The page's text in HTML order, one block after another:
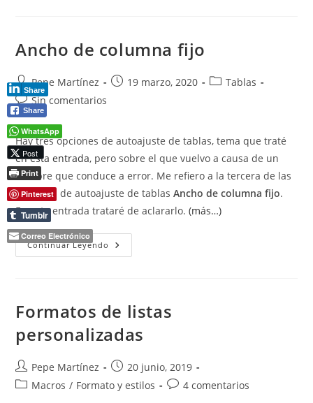
Notas
Al
Final.
Ancho de columna fijo
Autor
de
la
entrada:
Pepe Martínez
Publicación
19 marzo, 2020
Categoría
Tablas
Comentarios
de
la
entrada:
Sin comentarios
Hay tres opciones de autoajuste de tablas, tema que traté
en esta entrada, pero sobre el que vuelvo a causa de un
nombre que conduce a error. Me refiero a la tercera de las
opciones de autoajuste de tablasAncho de columna fijo.
En esta entrada trataré de aclararlo.(más…)
Continuar Leyendo Ancho
De
Formatos de listas
personalizadas
Autor
de
Pepe Martínez
Publicación
de
la
20 junio, 2019
Categoría
Macros / Formato y estilos
Comentarios
4 comentarios
Share
Share
WhatsApp
Post
Print
Pinterest
Tumblr
Correo Electrónico